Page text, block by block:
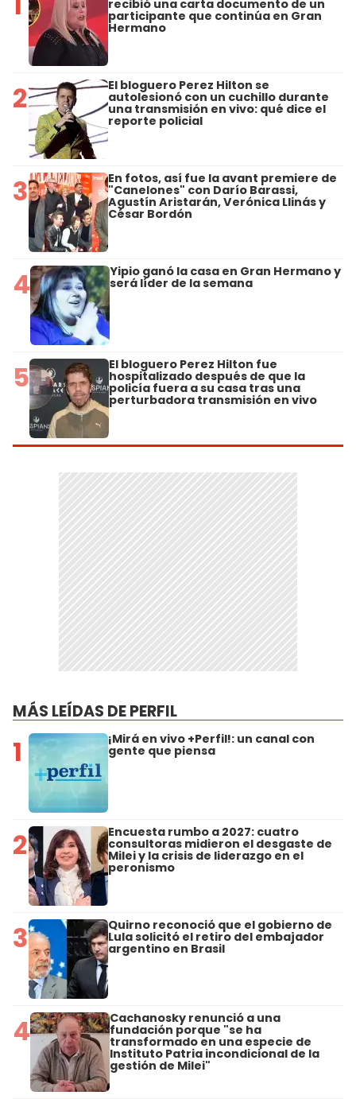
recibió una carta documento de un
participante que continúa en Gran
Hermano
2 El bloguero Perez Hilton se
autolesionó con un cuchillo durante
una transmisión en vivo: qué dice el
reporte policial
3 En fotos, así fue la avant premiere de
"Canelones" con Darío Barassi,
Agustín Aristarán, Verónica Llinás y
César Bordón
4 Yipio ganó la casa en Gran Hermano y
será líder de la semana
5 El bloguero Perez Hilton fue
hospitalizado después de que la
policía fuera a su casa tras una
perturbadora transmisión en vivo
MÁS LEÍDAS DE PERFIL
1 ¡Mirá en vivo +Perfil!: un canal con
gente que piensa
2 Encuesta rumbo a 2027: cuatro
consultoras midieron el desgaste de
Milei y la crisis de liderazgo en el
peronismo
3 Quirno reconoció que el gobierno de
Lula solicitó el retiro del embajador
argentino en Brasil
4 Cachanosky renunció a una
fundación porque "se ha
transformado en una especie de
Instituto Patria incondicional de la
gestión de Milei"